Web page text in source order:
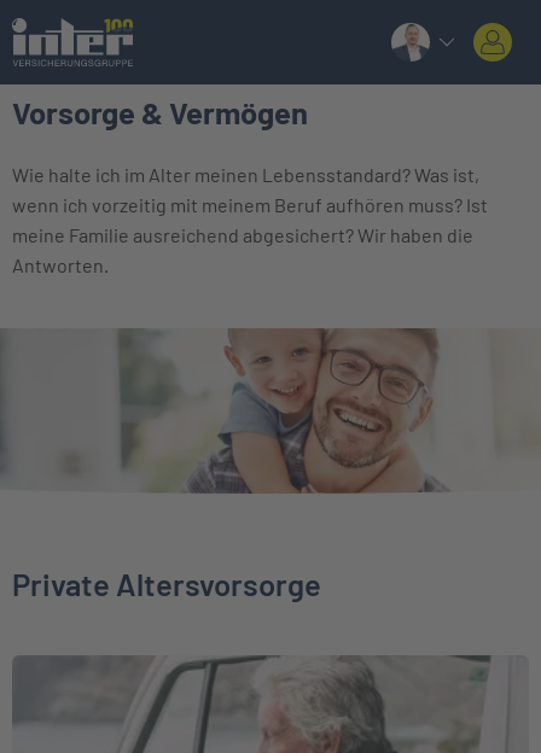
Vorsorge & Vermögen
Wie halte ich im Alter meinen Lebensstandard? Was ist,
wenn ich vorzeitig mit meinem Beruf aufhören muss? Ist
meine Familie ausreichend abgesichert? Wir haben die
Antworten.
Private Altersvorsorge
Weiter zu Fondsgebundene Rentenversicherung